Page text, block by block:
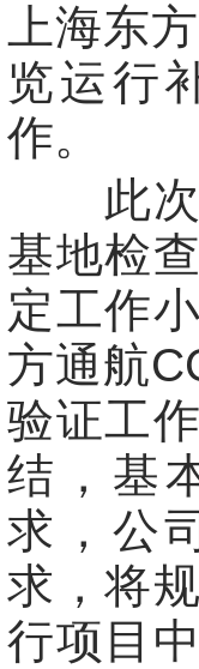
上海东
览运行
作。
此次
基地检
定工作
方通航
验证工
结，基
求，公
求，将
行项目